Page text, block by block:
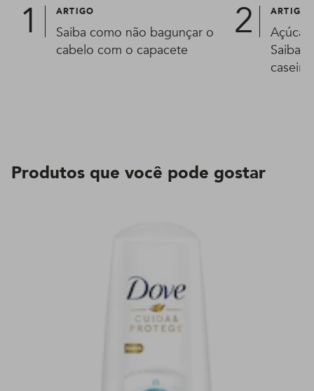
ARTIGO
Saiba como não bagunçar o
cabelo com o capacete
ARTIGO
Açúcar
Saiba
caseira
Produtos que você pode gostar